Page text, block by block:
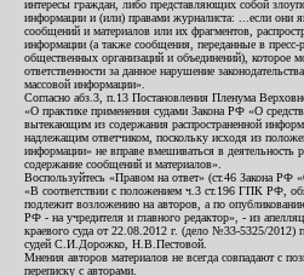
интересы граждан, либо представляющих собой
информации и (или) правами журналиста: ...если они
сообщений и материалов или их фрагментов,
информации (а также сообщения, переданные в пресс-
общественных организаций и объединений), которое
ответственности за данное нарушение
массовой информации».
Согласно абз.3, п.13 Постановления Пленума
«О практике применения судами Закона РФ «О
вытекающим из содержания распространенной
надлежащим ответчиком, поскольку исходя из
информации» не вправе вмешиваться в деятельность
содержание сообщений и материалов».
Воспользуйтесь «Правом на ответ» (ст.46 Закона
«В соответствии с положением ч.3 ст.196 ГПК РФ,
подлежит возложению на авторов, а по
РФ - на учредителя и главного редактор», - из
краевого суда от 22.08.2012 г. (дело №33-5325/2012)
судей С.И.Дорожко, Н.В.Пестовой.
Мнения авторов материалов не всегда совпадают с
переписку с авторами.